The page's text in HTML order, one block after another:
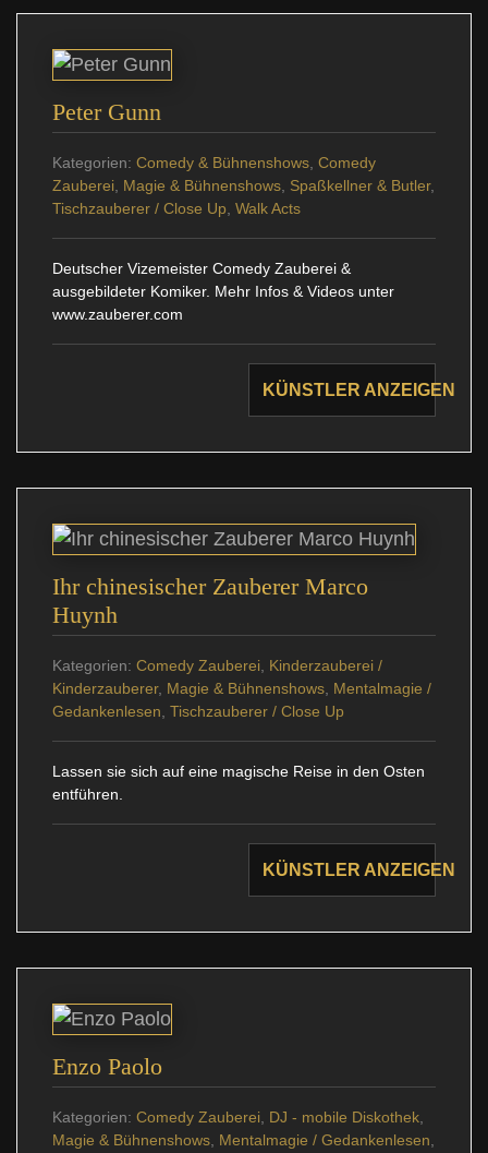
Peter Gunn
Kategorien: Comedy & Bühnenshows Comedy
Zauberei
Magie & Bühnenshows Spaßkellner & Butler,
Tischzauberer / Close Up Walk Acts
Deutscher Vizemeister Comedy Zauberei &
ausgebildeter Komiker. Mehr Infos & Videos unter
www.zauberer.com
KÜNSTLER ANZEIGEN
Ihr chinesischer Zauberer Marco
Huynh
Kategorien: Comedy Zauberei
Kinderzauberei /
Kinderzauberer, Magie & Bühnenshows Mentalmagie /
Gedankenlesen Tischzauberer / Close Up
Lassen sie sich auf eine magische Reise in den Osten
entführen.
KÜNSTLER ANZEIGEN
Enzo Paolo
Kategorien: Comedy Zauberei DJ - mobile Diskothek
Magie & Bühnenshows Mentalmagie / Gedankenlesen